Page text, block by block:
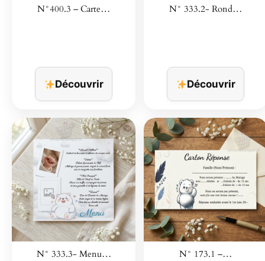
N°400.3 – Carte…
Découvrir
N° 333.2- Rond…
Découvrir
N° 333.3- Menu… N° 173.1 –…